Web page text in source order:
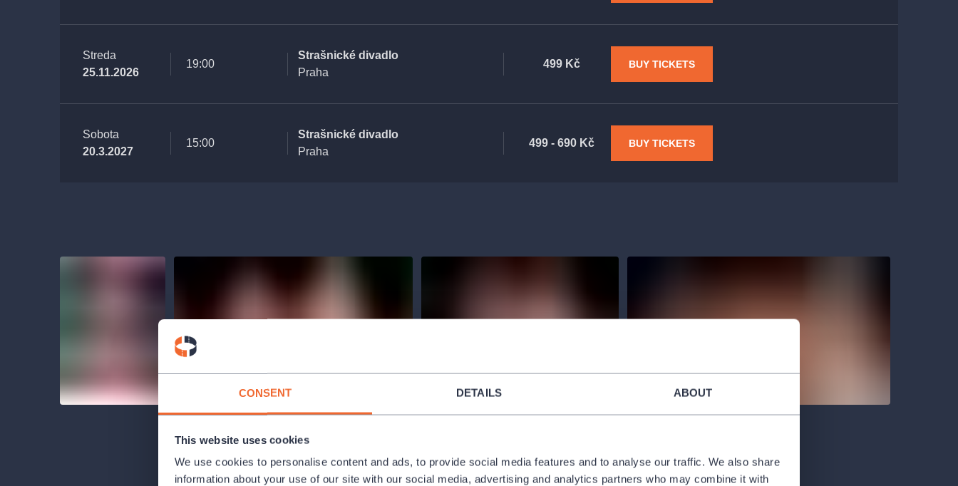
CONSENT DETAILS ABOUT
This website uses cookies
We use cookies to personalise content and ads, to provide social media features and to analyse our traffic. We also share
information about your use of our site with our social media, advertising and analytics partners who may combine it with
Streda
25.11.2026
19:00
Strašnické divadlo
Praha
499 Kč BUY TICKETS
Sobota
20.3.2027
15:00
Strašnické divadlo
Praha
499 - 690 Kč BUY TICKETS